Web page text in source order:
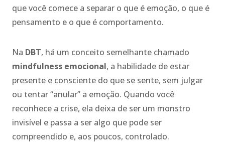
que você comece a separar o que é emoção, o que é
pensamento e o que é comportamento.
Na DBT, há um conceito semelhante chamado
mindfulness emocional, a habilidade de estar
presente e consciente do que se sente, sem julgar
ou tentar “anular” a emoção. Quando você
reconhece a crise, ela deixa de ser um monstro
invisível e passa a ser algo que pode ser
compreendido e, aos poucos, controlado.